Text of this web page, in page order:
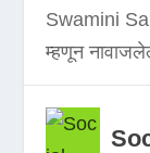
Swamini
म्हणून